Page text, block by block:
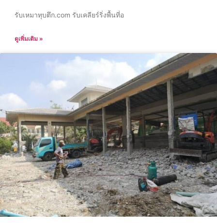
รับเหมาทุบตึก.com รับเคลียร์ริ่งพื้นที่อ
ดูเพิ่มเติม »